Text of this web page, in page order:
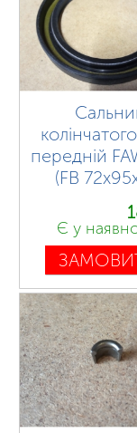
передній
(FB
Є у